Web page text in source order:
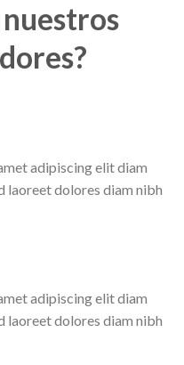
adipiscing elit diam
laoreet dolores diam nibh
adipiscing elit diam
laoreet dolores diam nibh